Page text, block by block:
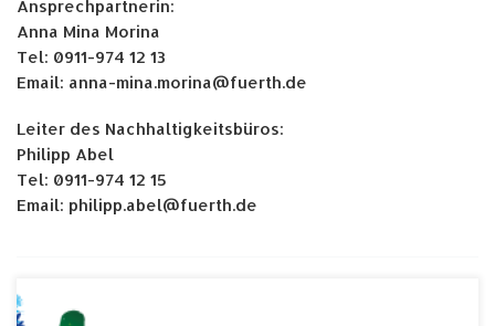
Ansprechpartnerin:
Anna Mina Morina
Tel: 0911-974 12 13
Email: anna-mina.morina@fuerth.de
Leiter des Nachhaltigkeitsbüros:
Philipp Abel
Tel: 0911-974 12 15
Email: philipp.abel@fuerth.de